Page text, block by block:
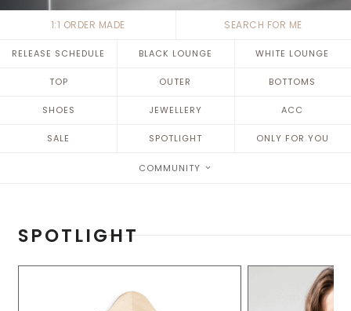
1:1 ORDER MADE SEARCH FOR ME
RELEASE SCHEDULE BLACK LOUNGE WHITE LOUNGE
TOP OUTER BOTTOMS
SHOES JEWELLERY ACC
SALE SPOTLIGHT ONLY FOR YOU
COMMUNITY
SPOTLIGHT